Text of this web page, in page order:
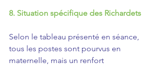
8. Situation spécifique des Richardets
Selon le tableau présenté en séance,
tous les postes sont pourvus en
maternelle, mais un renfort